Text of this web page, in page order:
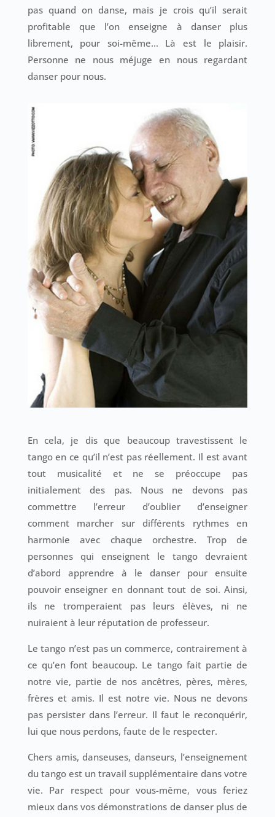
pas quand on danse, mais je crois qu’il serait
profitable que l’on enseigne à danser plus
librement, pour soi-même… Là est le plaisir.
Personne ne nous méjuge en nous regardant
danser pour nous.
En cela, je dis que beaucoup travestissent le
tango en ce qu’il n’est pas réellement. Il est avant
tout musicalité et ne se préoccupe pas
initialement des pas. Nous ne devons pas
commettre l’erreur d’oublier d’enseigner
comment marcher sur différents rythmes en
harmonie avec chaque orchestre. Trop de
personnes qui enseignent le tango devraient
d’abord apprendre à le danser pour ensuite
pouvoir enseigner en donnant tout de soi. Ainsi,
ils ne tromperaient pas leurs élèves, ni ne
nuiraient à leur réputation de professeur.
Le tango n’est pas un commerce, contrairement à
ce qu’en font beaucoup. Le tango fait partie de
notre vie, partie de nos ancêtres, pères, mères,
frères et amis. Il est notre vie. Nous ne devons
pas persister dans l’erreur. Il faut le reconquérir,
lui que nous perdons, faute de le respecter.
Chers amis, danseuses, danseurs, l’enseignement
du tango est un travail supplémentaire dans votre
vie. Par respect pour vous-même, vous feriez
mieux dans vos démonstrations de danser plus de